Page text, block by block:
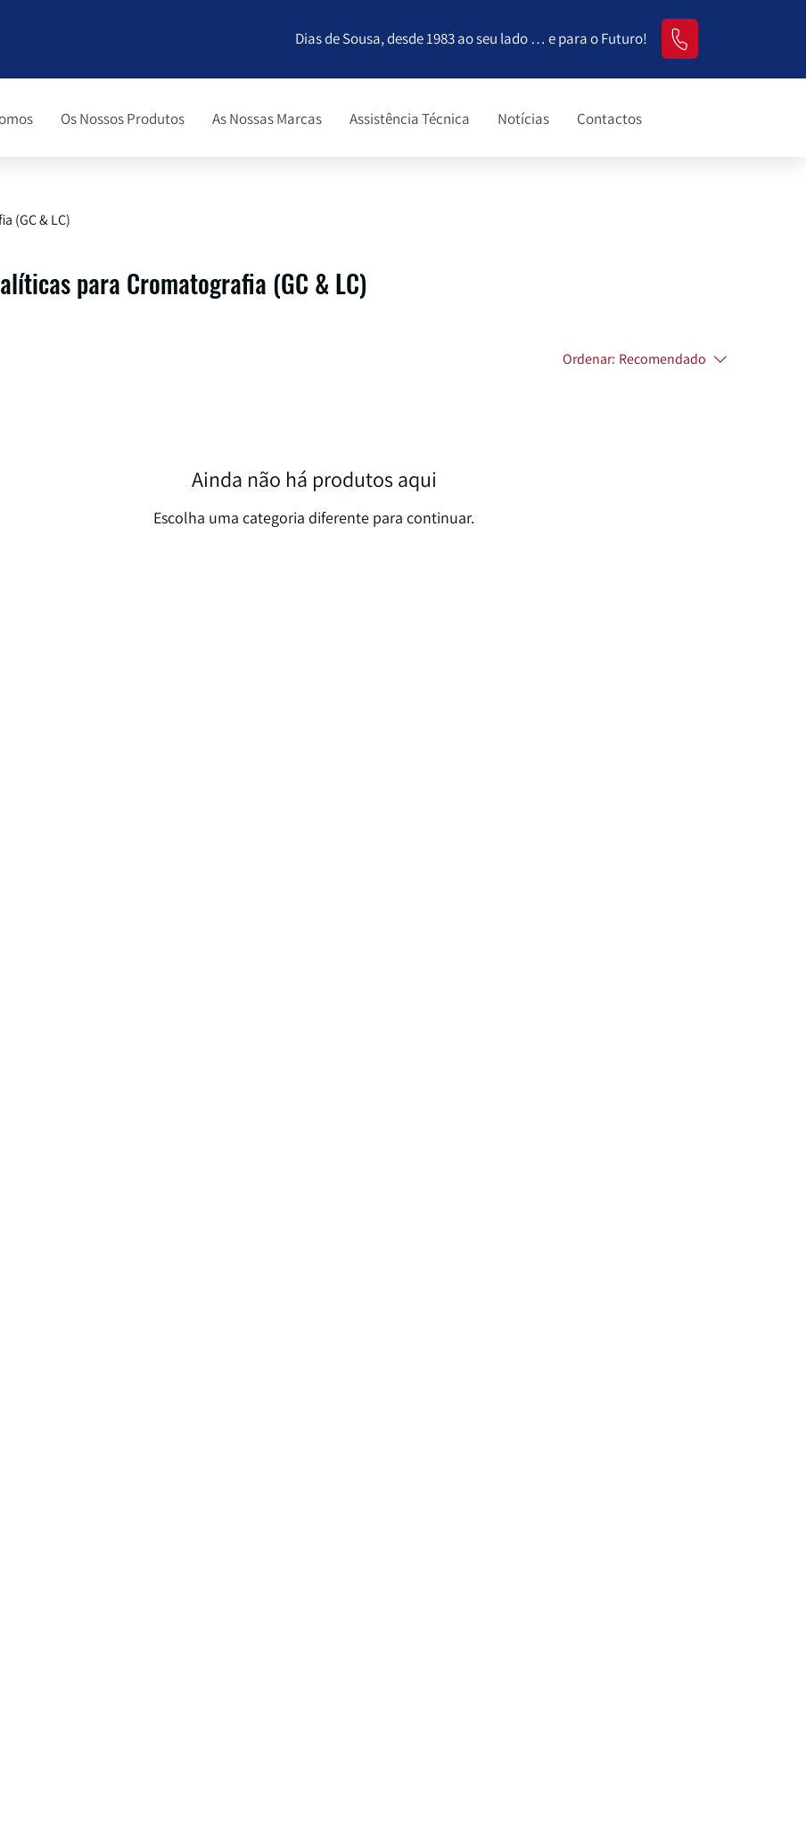
Dias de Sousa, desde 1983 ao seu lado … e para o Futuro!
Os Nossos Produtos As Nossas Marcas Assistência Técnica Notícias Contactos
(GC & LC)
para Cromatografia (GC & LC)
Ordenar: Recomendado
Ainda não há produtos aqui
Escolha uma categoria diferente para continuar.